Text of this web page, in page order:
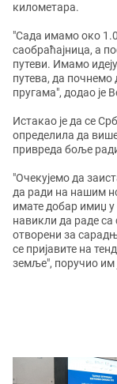
километара.
"Сада имамо око
саобраћајница, а
путеви. Имамо
путева, да почнемо
пругама", додао је
Истакао је да се
определила да
привреда боље
"Очекујемо да
да ради на нашим
имате добар имиџ у
навикли да раде
отворени за
се пријавите на
земље", поручио им